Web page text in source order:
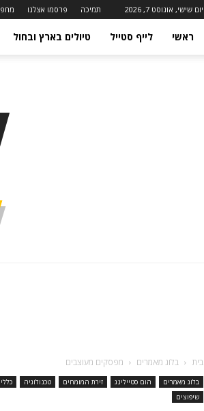
יום שישי, אוגוסט 7, 2026 תמיכה פרסמו אצלנו
ראשי לייף סטייל טיולים בארץ ובחול
בית בלוג מאמרים מפסקים מעוצבים
בלוג מאמרים הום סטיילינג זירת המומחים טכנולוגיה כללי
שיפוצים